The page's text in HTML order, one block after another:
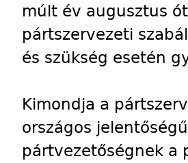
múlt év augusztus
pártszervezeti
és szükség esetén
Kimondja a
országos
pártvezetőségnek a